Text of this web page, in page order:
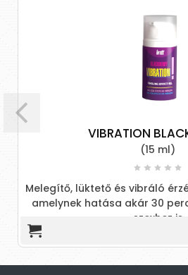
VIBRATION
(15 ml)
Melegítő, lüktető és vibráló
amelynek hatása akár 30
szexhez is